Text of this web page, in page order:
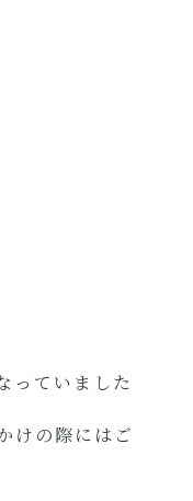
っていました
けの際にはご